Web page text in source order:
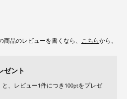
品のレビューを書くなら、 こちらから。
ゼント
、レビュー1件につき100ptをプレゼ